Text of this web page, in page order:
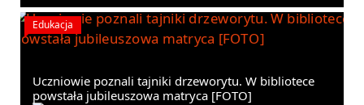
Edukacja
Uczniowie poznali tajniki drzeworytu. W bibliotece
powstała jubileuszowa matryca [FOTO]